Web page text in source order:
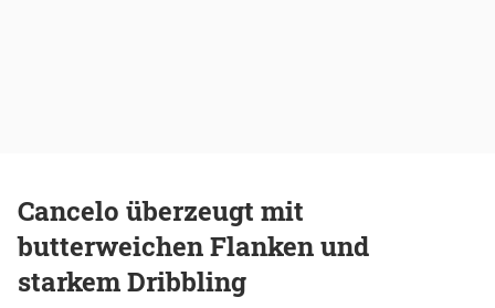
Cancelo überzeugt mit
butterweichen Flanken und
starkem Dribbling